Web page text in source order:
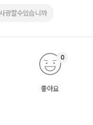
랑할수있습니까
좋아요
0